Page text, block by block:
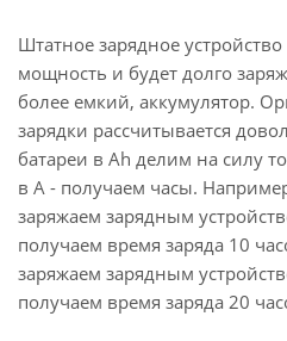
Штатное зарядное
мощность и будет долго
более емкий, аккумулятор.
зарядки рассчитывается
батареи в Ah делим на силу
в A - получаем часы.
заряжаем зарядным
получаем время заряда 10
заряжаем зарядным
получаем время заряда 20